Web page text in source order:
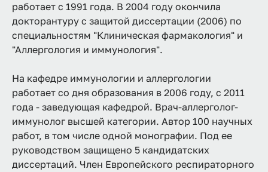
работает с 1991 года. В 2004 году окончила
докторантуру с защитой диссертации (2006) по
специальностям "Клиническая фармакология" и
"Аллергология и иммунология".
На кафедре иммунологии и аллергологии
работает со дня образования в 2006 году, с 2011
года - заведующая кафедрой. Врач-аллерголог-
иммунолог высшей категории. Автор 100 научных
работ, в том числе одной монографии. Под ее
руководством защищено 5 кандидатских
диссертаций. Член Европейского респираторного